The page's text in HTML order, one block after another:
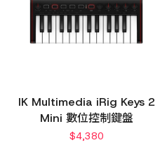
IK Multimedia iRig Keys 2
Mini 數位控制鍵盤
$4,380